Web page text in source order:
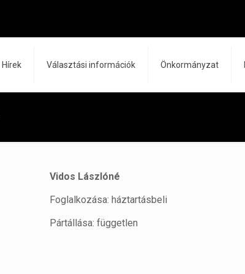
Hírek Választási információk Önkormányzat
Vidos Lászlóné
Foglalkozása: háztartásbeli
Pártállása: független